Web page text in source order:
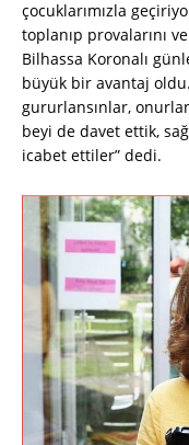
çocuklarımızla
toplanıp provalarını
Bilhassa Koronalı
büyük bir avantaj
gururlansınlar,
beyi de davet ettik,
icabet ettiler” dedi.